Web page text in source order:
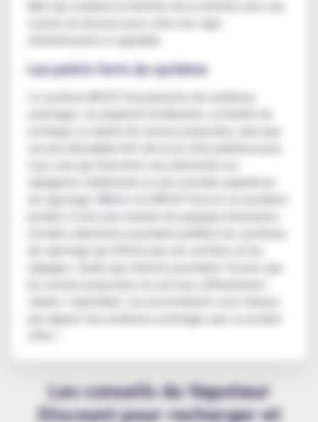
touche de douceur pour créer une vape
rafraîchissante et agréable.
Les points forts du système
Le système WPuff Pod présente de nombreux
avantages. Sa simplicité d'utilisation, sa facilité de
recharge, la variété de saveurs proposées, ainsi que
tabagisme traditionnel ou une nouvelle expérience
de vapotage. Même si le WPuff Pod est un excellent
produit, il n'est pas exempt de quelques limitations.
Certains utilisateurs pourraient préférer les systèmes
de vapotage qui offrent plus de contrôle sur les
réglages, tandis que d'autres pourraient trouver que
variées. Cependant, ces inconvénients sont mineurs
par rapport aux nombreux avantages que ce produit
Les conseils du Vapoteur
Discount pour recharger et